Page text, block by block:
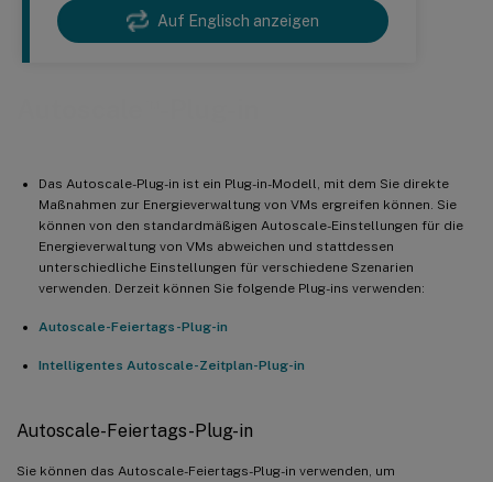
Auf Englisch anzeigen
Das Autoscale-Plug-in ist ein Plug-in-Modell, mit dem Sie direkte
Maßnahmen zur Energieverwaltung von VMs ergreifen können. Sie
können von den standardmäßigen Autoscale-Einstellungen für die
Energieverwaltung von VMs abweichen und stattdessen
unterschiedliche Einstellungen für verschiedene Szenarien
verwenden. Derzeit können Sie folgende Plug-ins verwenden:
Autoscale-Feiertags-Plug-in
Intelligentes Autoscale-Zeitplan-Plug-in
Autoscale-Feiertags-Plug-in
Sie können das Autoscale-Feiertags-Plug-in verwenden, um